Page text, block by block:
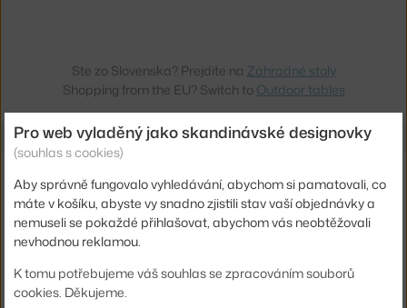
Ste zo Slovenska? Prejdite na Záhradné stoly
Shopping from the EU? Switch to Outdoor tables
Pro web vyladěný jako skandinávské designovky
(souhlas s cookies)
Aby správně fungovalo vyhledávání, abychom si pamatovali, co
máte v košíku, abyste vy snadno zjistili stav vaší objednávky a
nemuseli se pokaždé přihlašovat, abychom vás neobtěžovali
nevhodnou reklamou.
K tomu potřebujeme váš souhlas se zpracováním souborů
cookies. Děkujeme.
Novinky e-mailem
ODESLAT
Přihlášením souhlasíte se